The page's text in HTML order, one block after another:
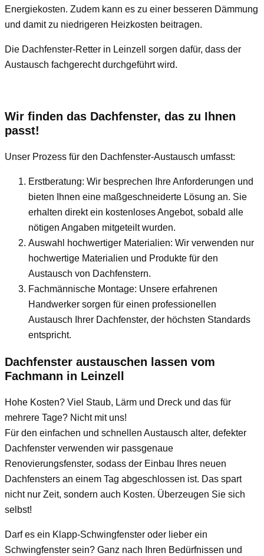
Energiekosten. Zudem kann es zu einer besseren Dämmung
und damit zu niedrigeren Heizkosten beitragen.
Die Dachfenster-Retter in Leinzell sorgen dafür, dass der
Austausch fachgerecht durchgeführt wird.
Wir finden das Dachfenster, das zu Ihnen
passt!
Unser Prozess für den Dachfenster-Austausch umfasst:
Erstberatung: Wir besprechen Ihre Anforderungen und
bieten Ihnen eine maßgeschneiderte Lösung an. Sie
erhalten direkt ein kostenloses Angebot, sobald alle
nötigen Angaben mitgeteilt wurden.
Auswahl hochwertiger Materialien: Wir verwenden nur
hochwertige Materialien und Produkte für den
Austausch von Dachfenstern.
Fachmännische Montage: Unsere erfahrenen
Handwerker sorgen für einen professionellen
Austausch Ihrer Dachfenster, der höchsten Standards
entspricht.
Dachfenster austauschen lassen vom
Fachmann in Leinzell
Hohe Kosten? Viel Staub, Lärm und Dreck und das für
mehrere Tage? Nicht mit uns!
Für den einfachen und schnellen Austausch alter, defekter
Dachfenster verwenden wir passgenaue
Renovierungsfenster, sodass der Einbau Ihres neuen
Dachfensters an einem Tag abgeschlossen ist. Das spart
nicht nur Zeit, sondern auch Kosten. Überzeugen Sie sich
selbst!
Darf es ein Klapp-Schwingfenster oder lieber ein
Schwingfenster sein? Ganz nach Ihren Bedürfnissen und